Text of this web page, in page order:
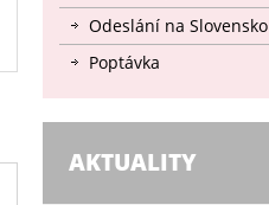
Odeslání na Slovensko
Poptávka
AKTUALITY